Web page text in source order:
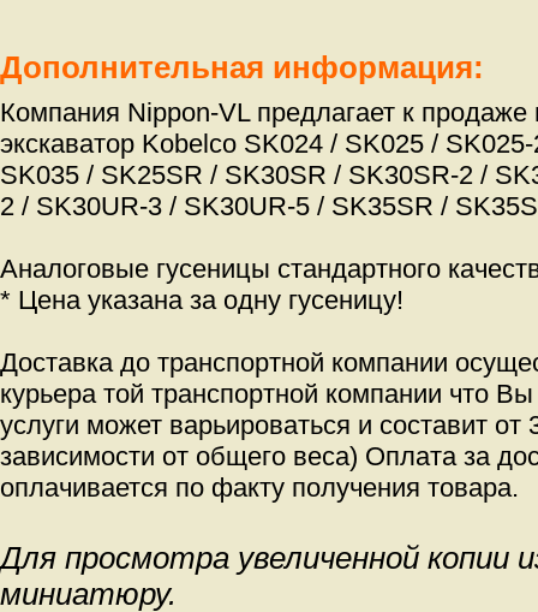
Дополнительная информация:
Компания Nippon-VL предлагает к
экскаватор Kobelco SK024 / SK025 /
SK035 / SK25SR / SK30SR / SK30SR-2 /
2 / SK30UR-3 / SK30UR-5 / SK35SR /
Аналоговые гусеницы стандартного
* Цена указана за одну гусеницу!
Доставка до транспортной компании
курьера той транспортной компании что
услуги может варьироваться и составит
зависимости от общего веса) Оплата за
оплачивается по факту получения товара.
Для просмотра увеличенной копии
миниатюру.